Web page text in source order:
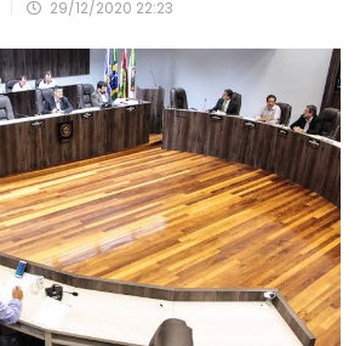
29/12/2020 22:23